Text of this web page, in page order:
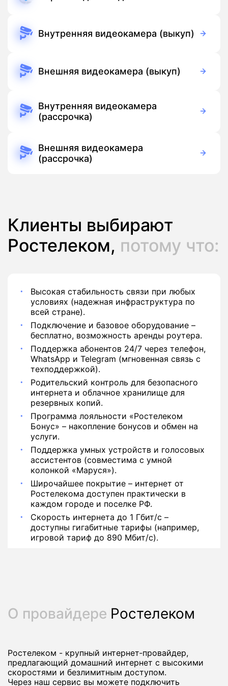
Внутренняя видеокамера (выкуп)
Подписка
Внешняя видеокамера (выкуп)
ПодпискаВнутренняя видеокамера
(рассрочка)
ПодпискаВнешняя видеокамера
(рассрочка)
Клиенты выбирают
Ростелеком, потому что:
Высокая стабильность связи при любых
условиях (надежная инфраструктура по
всей стране).
Подключение и базовое оборудование –
бесплатно, возможность аренды роутера.
Поддержка абонентов 24/7 через телефон,
WhatsApp и Telegram (мгновенная связь с
техподдержкой).
Родительский контроль для безопасного
интернета и облачное хранилище для
резервных копий.
Программа лояльности «Ростелеком
Бонус» – накопление бонусов и обмен на
услуги.
Поддержка умных устройств и голосовых
ассистентов (совместима с умной
колонкой «Маруся»).
Широчайшее покрытие – интернет от
Ростелекома доступен практически в
каждом городе и поселке РФ.
Скорость интернета до 1 Гбит/с –
доступны гигабитные тарифы (например,
игровой тариф до 890 Мбит/с).
О провайдере Ростелеком
Ростелеком - крупный интернет‑провайдер,
предлагающий домашний интернет с высокими
скоростями и безлимитным доступом.
Через наш сервис вы можете подключить